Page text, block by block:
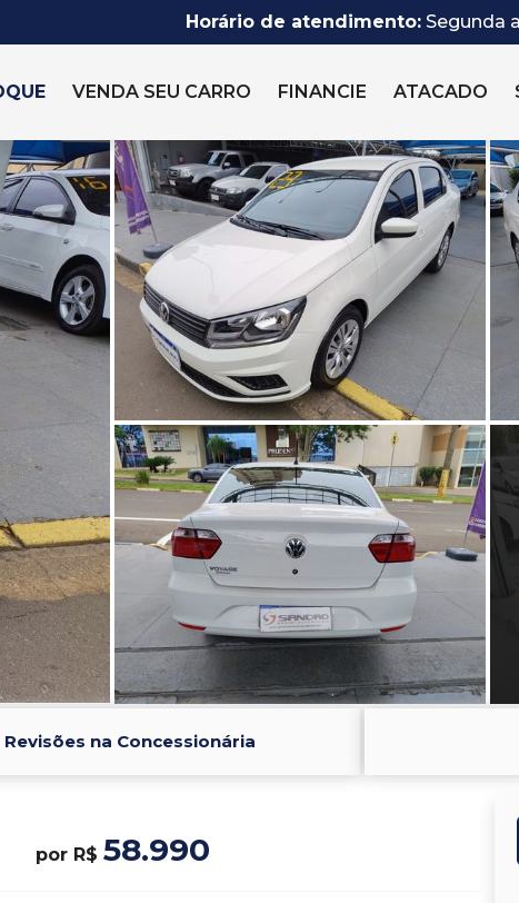
Horário de atendimento: Segunda
VENDA SEU CARRO FINANCIE ATACADO
Revisões na Concessionária
por R$ 58.990